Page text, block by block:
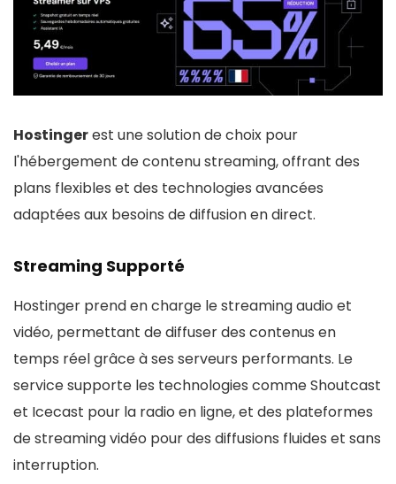
Hostingerest une solution de choix pour
l'hébergement de contenu streaming, offrant des
plans flexibles et des technologies avancées
adaptées aux besoins de diffusion en direct.
Streaming Supporté
Hostinger prend en charge le streaming audio et
vidéo, permettant de diffuser des contenus en
temps réel grâce à ses serveurs performants. Le
service supporte les technologies comme Shoutcast
et Icecast pour la radio en ligne, et des plateformes
de streaming vidéo pour des diffusions fluides et sans
interruption​​.